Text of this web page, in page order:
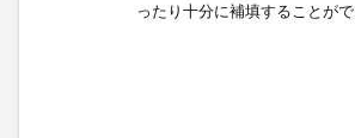
ったり十分に補填することが